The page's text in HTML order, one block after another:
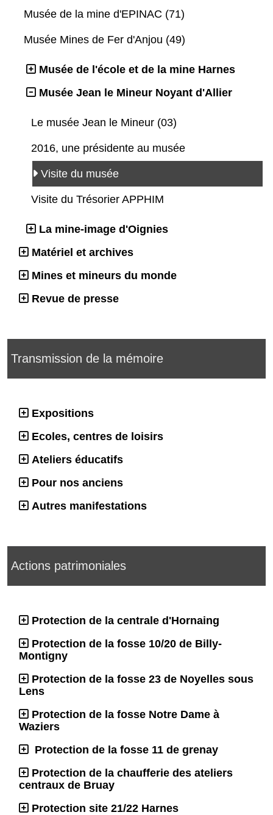
Musée de la mine d'EPINAC (71)
Musée Mines de Fer d'Anjou (49)
Musée de l'école et de la mine Harnes
Musée Jean le Mineur Noyant d'Allier
Le musée Jean le Mineur (03)
2016, une présidente au musée
Visite du musée
Visite du Trésorier APPHIM
La mine-image d'Oignies
Matériel et archives
Mines et mineurs du monde
Revue de presse
Transmission de la mémoire
Expositions
Ecoles, centres de loisirs
Ateliers éducatifs
Pour nos anciens
Autres manifestations
Actions patrimoniales
Protection de la centrale d'Hornaing
Protection de la fosse 10/20 de Billy-
Montigny
Protection de la fosse 23 de Noyelles sous
Lens
Protection de la fosse Notre Dame à
Waziers
Protection de la fosse 11 de grenay
Protection de la chaufferie des ateliers
centraux de Bruay
Protection site 21/22 Harnes